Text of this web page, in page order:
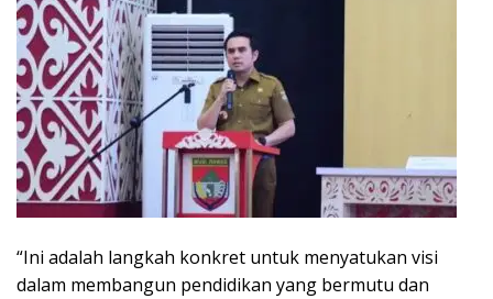
“Ini adalah langkah konkret untuk menyatukan visi
dalam membangun pendidikan yang bermutu dan